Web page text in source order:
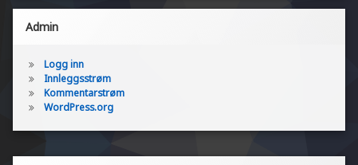
Admin
Logg inn
Innleggsstrøm
Kommentarstrøm
WordPress.org